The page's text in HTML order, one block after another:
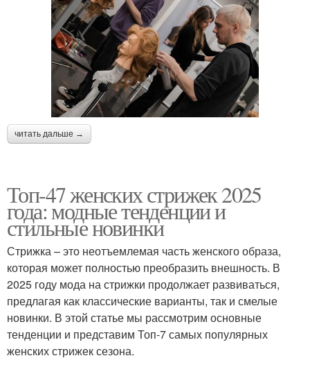
читать дальше →
Топ-47 женских стрижек 2025
года: модные тенденции и
стильные новинки
Стрижка – это неотъемлемая часть женского образа,
которая может полностью преобразить внешность. В
2025 году мода на стрижки продолжает развиваться,
предлагая как классические варианты, так и смелые
новинки. В этой статье мы рассмотрим основные
тенденции и представим Топ-7 самых популярных
женских стрижек сезона.